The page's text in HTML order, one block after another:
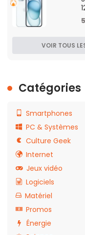
VOIR TOUS
Catégories
Smartphones
PC & Systèmes
Culture Geek
Internet
Jeux vidéo
Logiciels
Matériel
Promos
Énergie